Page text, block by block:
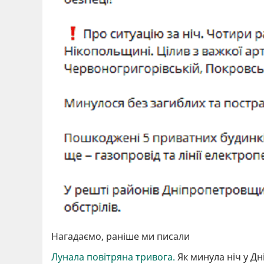
Нагадаємо, раніше ми писали
Лунала повітряна тривога. Як минула ніч у